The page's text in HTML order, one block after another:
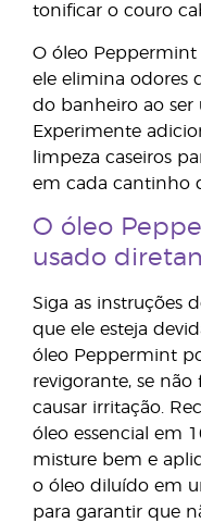
tonificar o couro
O óleo
ele elimina odores
do banheiro ao ser
Experimente
limpeza caseiros
em cada cantinho
O óleo
usado
Siga as instruções
que ele esteja
óleo Peppermint
revigorante, se
causar irritação.
óleo essencial em
misture bem e
o óleo diluído em
para garantir que